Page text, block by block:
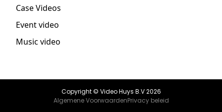
Case Videos
Event video
Music video
Copyright © Video Huys B.V 2026
Algemene VoorwaardenPrivacy beleid